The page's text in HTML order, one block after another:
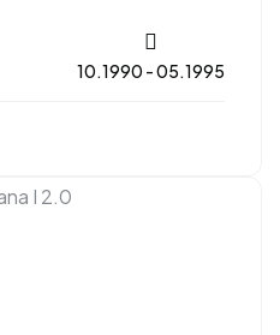
10.1990 - 05.1995